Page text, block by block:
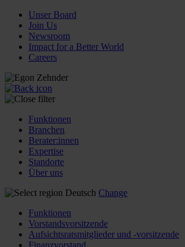
Unser Board
Join Us
Newsroom
Impact for a Better World
Careers
Funktionen
Branchen
Berater:innen
Expertise
Standorte
Über uns
Deutsch Change
Funktionen
Vorstandsvorsitzende
Aufsichtsratsmitglieder und -vorsitzende
Finanzvorstand